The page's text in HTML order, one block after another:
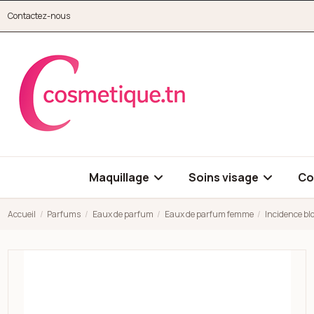
Contactez-nous
Maquillage Soins visage
Accueil Parfums Eaux de parfum Eaux de parfum femme Incidence